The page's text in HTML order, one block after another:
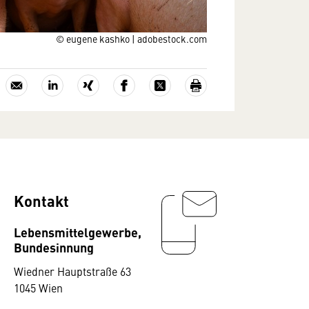
© eugene kashko | adobestock.com
Kontakt
Lebensmittelgewerbe,
Bundesinnung
Wiedner Hauptstraße 63
1045 Wien